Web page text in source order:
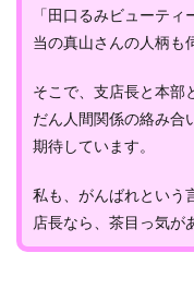
「田口るみビューテ
当の真山さんの人柄も
そこで、支店長と本部
だん人間関係の絡み合
期待しています。
私も、がんばれという
店長なら、茶目っ気が